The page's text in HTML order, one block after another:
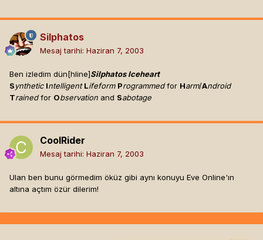
Silphatos
Mesaj tarihi: Haziran 7, 2003
Ben izledim dün[hline]Silphatos Iceheart
Synthetic Intelligent Lifeform Programmedfor Harm/Android
Trainedfor Observation and Sabotage
CoolRider
Mesaj tarihi: Haziran 7, 2003
Ulan ben bunu görmedim öküz gibi aynı konuyu Eve Online'ın
altına açtım özür dilerim!